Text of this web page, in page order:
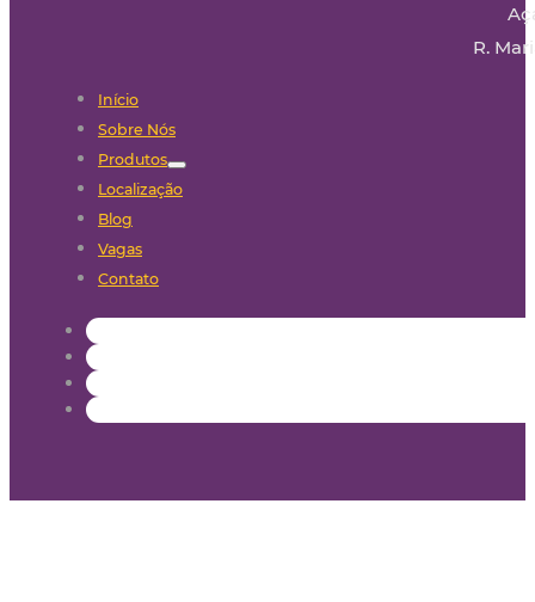
R.
Início
Sobre Nós
Produtos
Localização
Blog
Vagas
Contato